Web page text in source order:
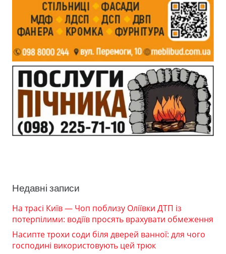
Недавні записи
На трасі Київ — Чоп поблизу Оліївки ДТП із
потерпілими: водіїв просять врахувати обмеження
Насипте трохи соди біля дверей ванної: для чого
господині використовують цей трюк